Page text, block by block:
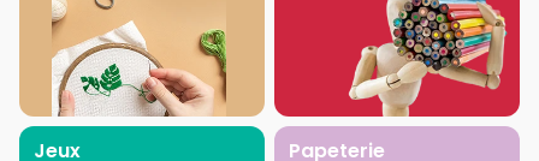
Jeux Papeterie